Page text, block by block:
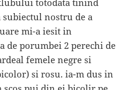
totodata tinind
nostru de a
mi-a iesit in
de porumbei 2 perechi de
femele negre si
si rosu. ia-m dus in